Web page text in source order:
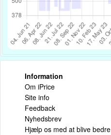
Information
Om iPrice
Site info
Feedback
Nyhedsbrev
Hjælp os med at blive bedre